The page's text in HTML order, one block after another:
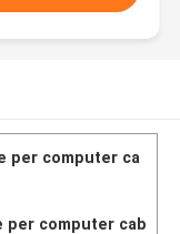
per computer ca
per computer cab